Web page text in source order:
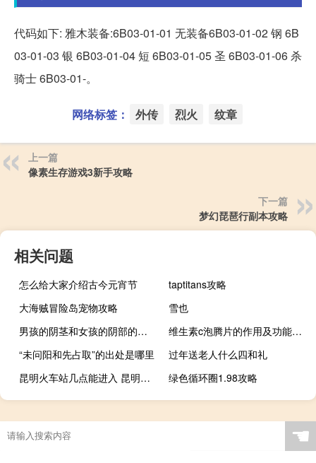
代码如下: 雅木装备:6B03-01-01 无装备6B03-01-02 钢 6B
03-01-03 银 6B03-01-04 短 6B03-01-05 圣 6B03-01-06 杀
骑士 6B03-01-。
网络标签： 外传 烈火 纹章
上一篇
像素生存游戏3新手攻略
下一篇
梦幻琵琶行副本攻略
相关问题
怎么给大家介绍古今元宵节
taptitans攻略
大海贼冒险岛宠物攻略
雪也
男孩的阴茎和女孩的阴部的图片
维生素c泡腾片的作用及功能的作用和功效
“未问阳和先占取”的出处是哪里
过年送老人什么四和礼
昆明火车站几点能进入 昆明火车站恐怖袭击事件
绿色循环圈1.98攻略
☚